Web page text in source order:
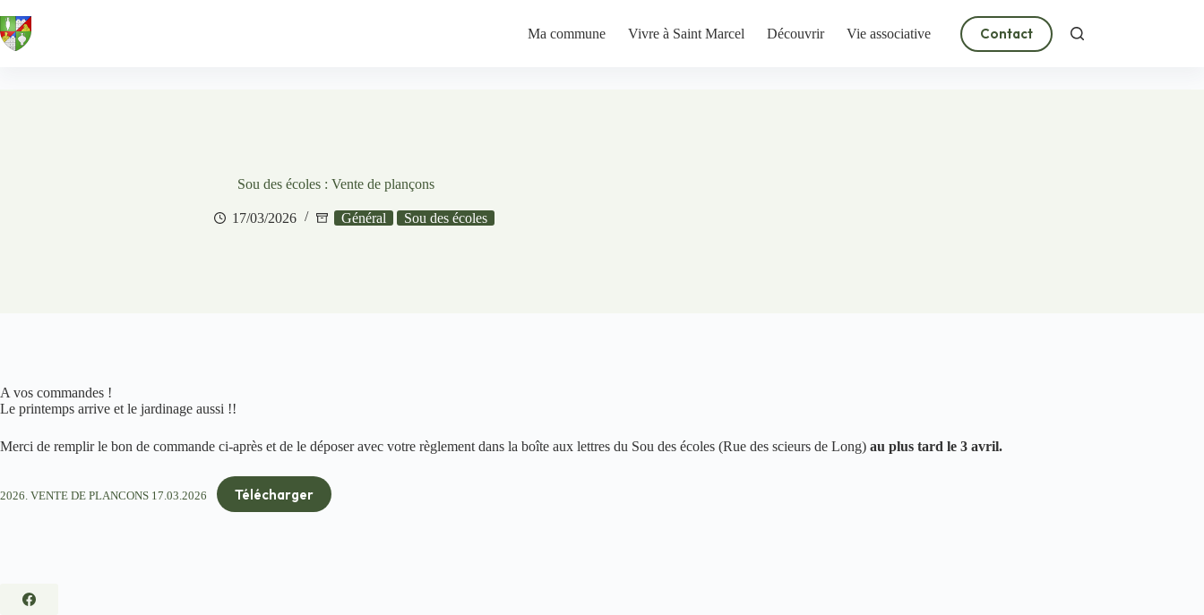
au
contenu
Ma commune Vivre à Saint Marcel Découvrir Vie associative Contact
Sou des écoles : Vente de plançons
17/03/2026 Général Sou des écoles
A vos commandes !
Le printemps arrive et le jardinage aussi !!
Merci de remplir le bon de commande ci-après et de le déposer avec votre règlement dans la boîte aux lettres du Sou des écoles (Rue des scieurs de Long) au plus tard le 3 avril.
2026. VENTE DE PLANCONS 17.03.2026 Télécharger